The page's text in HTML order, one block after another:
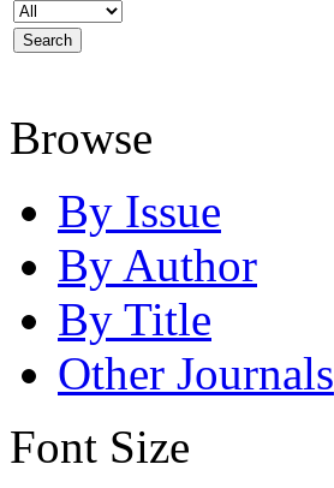
Browse
By Issue
By Author
By Title
Other Journals
Font Size